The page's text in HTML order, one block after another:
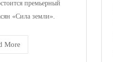
премьерный
«Сила земли».